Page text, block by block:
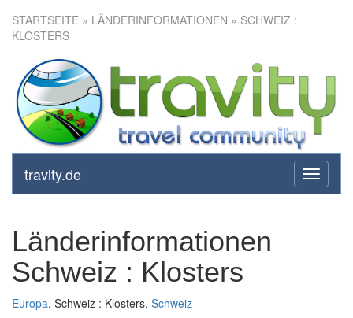
STARTSEITE » LÄNDERINFORMATIONEN » SCHWEIZ :
KLOSTERS
toggle
travity.de
Länderinformationen
Schweiz : Klosters
Europa, Schweiz : Klosters, Schweiz